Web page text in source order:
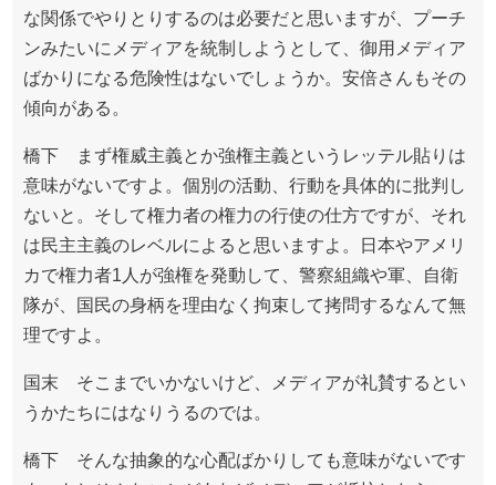
な関係でやりとりするのは必要だと思いますが、プーチ
ンみたいにメディアを統制しようとして、御用メディア
ばかりになる危険性はないでしょうか。安倍さんもその
傾向がある。
橋下 まず権威主義とか強権主義というレッテル貼りは
意味がないですよ。個別の活動、行動を具体的に批判し
ないと。そして権力者の権力の行使の仕方ですが、それ
は民主主義のレベルによると思いますよ。日本やアメリ
カで権力者1人が強権を発動して、警察組織や軍、自衛
隊が、国民の身柄を理由なく拘束して拷問するなんて無
理ですよ。
国末 そこまでいかないけど、メディアが礼賛するとい
うかたちにはなりうるのでは。
橋下 そんな抽象的な心配ばかりしても意味がないです